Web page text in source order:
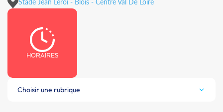
HORAIRES
Choisir une rubrique